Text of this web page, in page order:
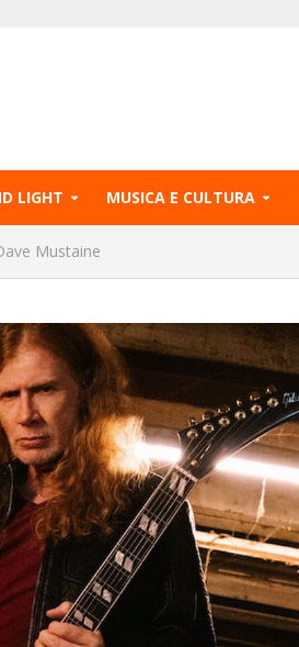
LIGHT MUSICA E CULTURA
Mustaine